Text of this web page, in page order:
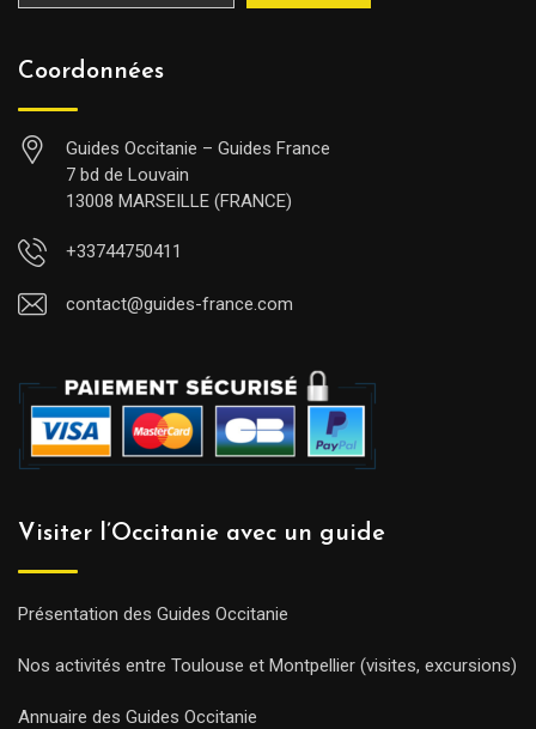
Coordonnées
Guides Occitanie – Guides France
7 bd de Louvain
13008 MARSEILLE (FRANCE)
+33744750411
contact@guides-france.com
Visiter l’Occitanie avec un guide
Présentation des Guides Occitanie
Nos activités entre Toulouse et Montpellier (visites, excursions)
Annuaire des Guides Occitanie